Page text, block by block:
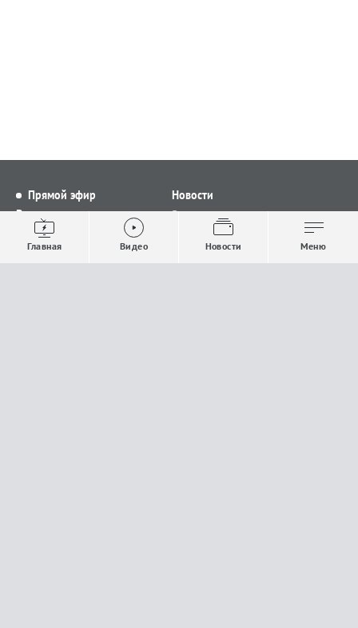
Прямой эфир
Видео
Выпуски новостей
Проекты
Новости
Все новости
Общество
Строительство и ЖКХ
Главная Видео Новости Меню